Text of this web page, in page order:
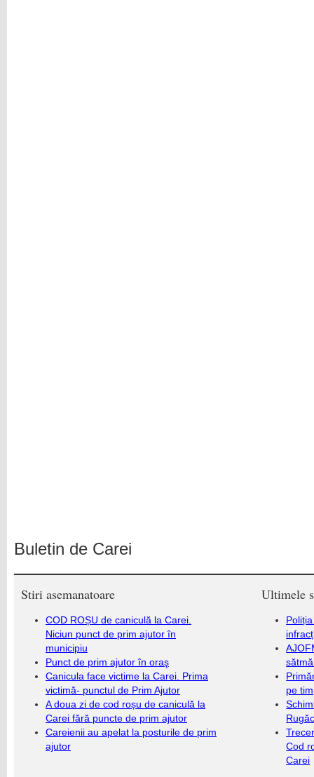
Buletin de Carei
Stiri asemanatoare
COD ROȘU de caniculă la Carei.
Niciun punct de prim ajutor în
municipiu
Punct de prim ajutor în oraş
Canicula face victime la Carei. Prima
victimă- punctul de Prim Ajutor
A doua zi de cod roșu de caniculă la
Carei fără puncte de prim ajutor
Careienii au apelat la posturile de prim
ajutor
Ultimele
pe
Cod
Carei